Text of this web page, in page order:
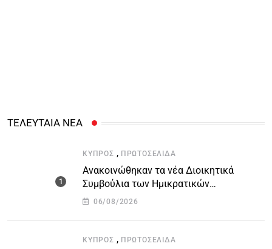
ΤΕΛΕΥΤΑΙΑ ΝΕΑ
ΚΎΠΡΟΣ , ΠΡΩΤΟΣΈΛΙΔΑ
Ανακοινώθηκαν τα νέα Διοικητικά
Συμβούλια των Ημικρατικών
Οργανισμών – Όλη η λίστα με τα
06/08/2026
ΚΎΠΡΟΣ , ΠΡΩΤΟΣΈΛΙΔΑ